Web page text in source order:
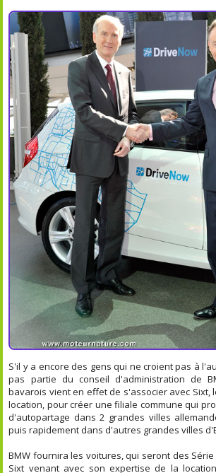
S'il y a encore des gens qui ne croient pas à
pas partie du conseil d'administration de
bavarois vient en effet de s'associer avec Sixt,
location, pour créer une filiale commune qui
d'autopartage dans 2 grandes villes
puis rapidement dans d'autres grandes villes
BMW fournira les voitures, qui seront des
Sixt venant avec son expertise de la